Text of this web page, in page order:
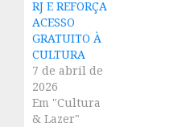
RJ E REFORÇA
ACESSO
GRATUITO À
CULTURA
7 de abril de
2026
Em "Cultura
& Lazer"